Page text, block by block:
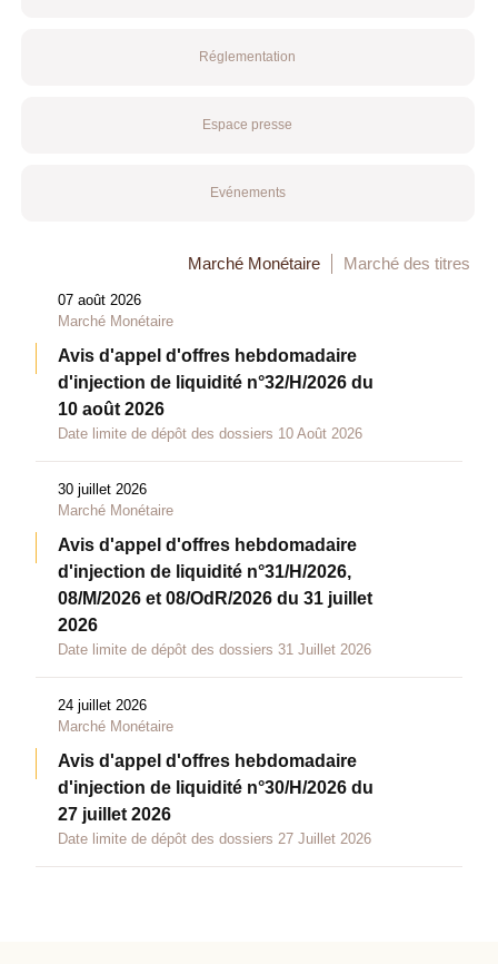
Réglementation
Espace presse
Evénements
Marché Monétaire Marché des titres
07 août 2026
Marché Monétaire
Avis d'appel d'offres hebdomadaire
d'injection de liquidité n°32/H/2026 du
10 août 2026
Date limite de dépôt des dossiers 10 Août 2026
30 juillet 2026
Marché Monétaire
Avis d'appel d'offres hebdomadaire
d'injection de liquidité n°31/H/2026,
08/M/2026 et 08/OdR/2026 du 31 juillet
2026
Date limite de dépôt des dossiers 31 Juillet 2026
24 juillet 2026
Marché Monétaire
Avis d'appel d'offres hebdomadaire
d'injection de liquidité n°30/H/2026 du
27 juillet 2026
Date limite de dépôt des dossiers 27 Juillet 2026